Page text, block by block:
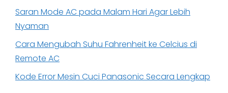
Saran Mode AC pada Malam Hari Agar Lebih
Nyaman
Cara Mengubah Suhu Fahrenheit ke Celcius di
Remote AC
Kode Error Mesin Cuci Panasonic Secara Lengkap